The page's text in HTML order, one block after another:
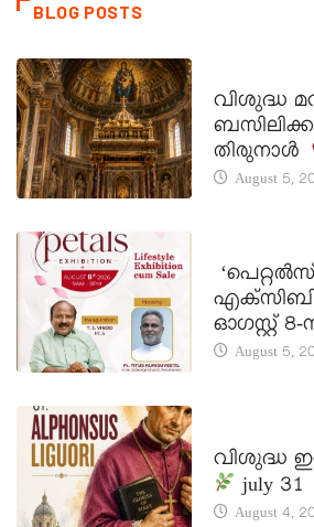
BLOG POSTS
വിശുദ്ധ
തിരുനാൾ
August 5,
ഓഗസ്റ്റ്
August 5,
വിശുദ്ധ
july 31
August 4,